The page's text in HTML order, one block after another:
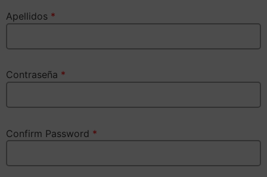
Apellidos *
Contraseña *
Confirm Password *